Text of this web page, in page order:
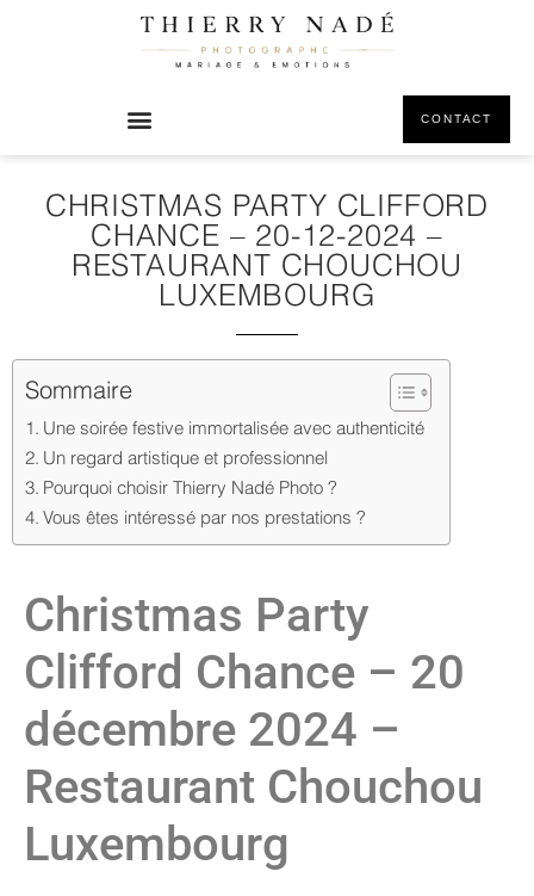
CONTACT
CHRISTMAS PARTY CLIFFORD
CHANCE – 20-12-2024 –
RESTAURANT CHOUCHOU
LUXEMBOURG
Sommaire
Une soirée festive immortalisée avec authenticité
Un regard artistique et professionnel
Pourquoi choisir Thierry Nadé Photo ?
Vous êtes intéressé par nos prestations ?
Christmas Party
Clifford Chance – 20
décembre 2024 –
Restaurant Chouchou
Luxembourg